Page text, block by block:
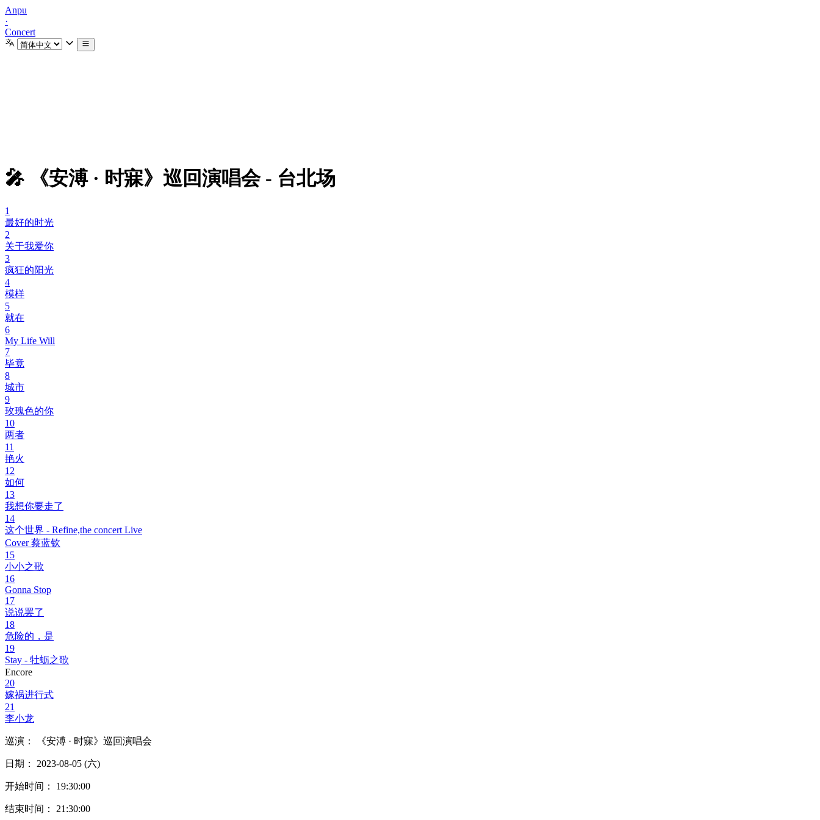
Anpu
·
Concert
🎤 《安溥 · 时寐》巡回演唱会 - 台北场
1
最好的时光
2
关于我爱你
3
疯狂的阳光
4
模样
5
就在
6
My Life Will
7
毕竟
8
城市
9
玫瑰色的你
10
两者
11
艳火
12
如何
13
我想你要走了
14
这个世界 - Refine,the concert Live
Cover 蔡蓝钦
15
小小之歌
16
Gonna Stop
17
说说罢了
18
危险的，是
19
Stay - 牡蛎之歌
Encore
20
嫁祸进行式
21
李小龙
巡演： 《安溥 · 时寐》巡回演唱会
日期： 2023-08-05 (六)
开始时间： 19:30:00
结束时间： 21:30:00